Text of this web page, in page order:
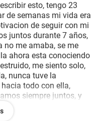
esto, tengo 23
de semanas mi vida era
de seguir con mi
juntos durante 7 años,
no me amaba, se me
ahora esta conociendo
me siento solo,
nunca tuve la
todo con ella,
siempre juntos, y
mis cosas ni nadie
dia, me siento tan mal,